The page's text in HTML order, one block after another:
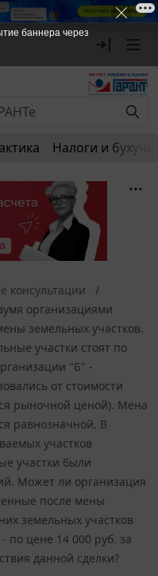
Налоги и
консультации
организациями
земельных участков.
участки стоят по
"Б" -
от стоимости
рыночной ценой). Мена
равнозначной. В
участков
участки были
Может ли организация
после мены
земельных участков
по цене 14 000 руб. за
данной сделки?
баннера через